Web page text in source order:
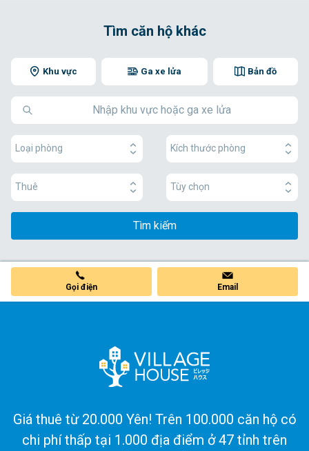
Tìm căn hộ khác
Khu vực Bản đồ
Ga xe lửa
Loại phòng Kích thước phòng
Thuê Tùy chọn
Tìm kiếm
Gọi điện Email
Giá thuê từ 20.000 Yên! Trên 100.000 căn hộ có
chi phí thấp tại 1.000 địa điểm ở 47 tỉnh trên